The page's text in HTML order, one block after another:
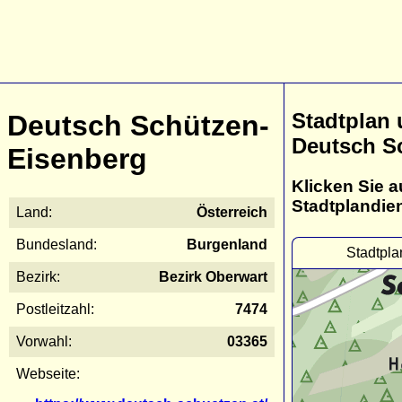
Deutsch Schützen-
Eisenberg
Land: Österreich
Bundesland: Burgenland
Bezirk: Bezirk Oberwart
Postleitzahl: 7474
Vorwahl: 03365
Webseite:
Stadtplan
Deutsch
Klicken Sie